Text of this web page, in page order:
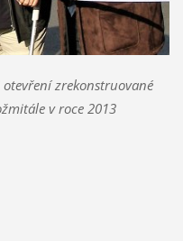
zrekonstruované
v roce 2013